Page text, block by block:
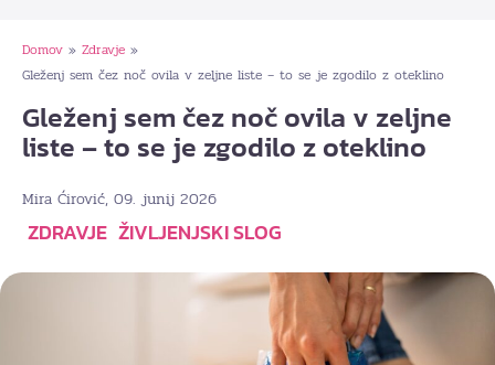
Domov » Zdravje »
Gleženj sem čez noč ovila v zeljne liste – to se je zgodilo z oteklino
Gleženj sem čez noč ovila v zeljne
liste – to se je zgodilo z oteklino
Mira Ćirović, 09. junij 2026
ZDRAVJE ŽIVLJENJSKI SLOG